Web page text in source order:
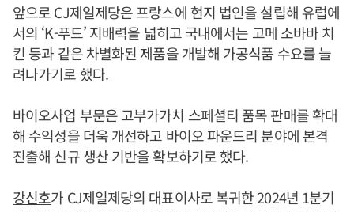
앞으로 CJ제일제당은 프랑스에 현지 법인을 설립해 유럽에
서의 ‘K-푸드’ 지배력을 넓히고 국내에서는 고메 소바바 치
킨 등과 같은 차별화된 제품을 개발해 가공식품 수요를 늘
려나가기로 했다.
바이오사업 부문은 고부가가치 스페셜티 품목 판매를 확대
해 수익성을 더욱 개선하고 바이오 파운드리 분야에 본격
진출해 신규 생산 기반을 확보하기로 했다.
강신호가 CJ제일제당의 대표이사로 복귀한 2024년 1분기